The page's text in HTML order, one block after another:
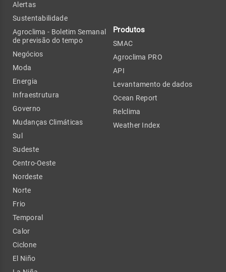
Alertas
Sustentabilidade
Agroclima - Boletim Semanal
de previsão do tempo
Negócios
Moda
Energia
Infraestrutura
Governo
Mudanças Climáticas
Sul
Sudeste
Centro-Oeste
Nordeste
Norte
Frio
Temporal
Calor
Ciclone
El Niño
Produtos
SMAC
Agroclima PRO
API
Levantamento de dados
Ocean Report
Relclima
Weather Index